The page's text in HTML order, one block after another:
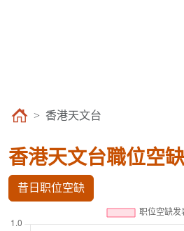
香港天文台
香港天文台職位空
昔日职位空缺